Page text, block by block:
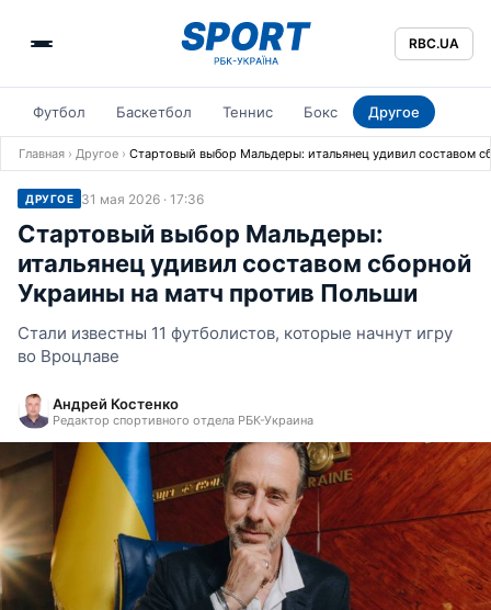
RBC.UA
Футбол Баскетбол Теннис Бокс Другое
Главная › Другое › Стартовый выбор Мальдеры: итальянец удивил составом
ДРУГОЕ 31 мая 2026 · 17:36
Стартовый выбор Мальдеры:
итальянец удивил составом сборной
Украины на матч против Польши
Стали известны 11 футболистов, которые начнут игру
во Вроцлаве
Андрей Костенко
Редактор спортивного отдела РБК-Украина